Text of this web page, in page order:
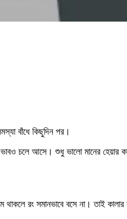
বাঁধে কিছুদিন পর।
চলে আসে। শুধু ভালো মানের হেয়ার
রং সমানভাবে বসে না। তাই